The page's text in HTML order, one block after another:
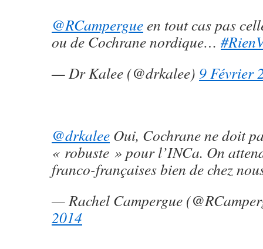
@RCampergueen tout cas pas
ou de Cochrane nordique…
— Dr Kalee (@drkalee) 9 Février
@drkalee Oui, Cochrane ne doit
« robuste » pour l’INCa. On
franco-françaises bien de chez
— Rachel Campergue
2014